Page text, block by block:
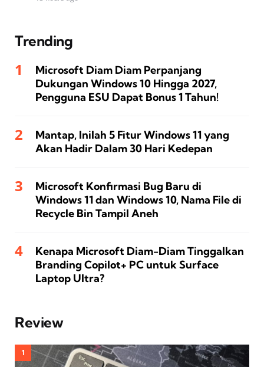
Trending
Microsoft Diam Diam Perpanjang
Dukungan Windows 10 Hingga 2027,
Pengguna ESU Dapat Bonus 1 Tahun!
Mantap, Inilah 5 Fitur Windows 11 yang
Akan Hadir Dalam 30 Hari Kedepan
Microsoft Konfirmasi Bug Baru di
Windows 11 dan Windows 10, Nama File di
Recycle Bin Tampil Aneh
Kenapa Microsoft Diam-Diam Tinggalkan
Branding Copilot+ PC untuk Surface
Laptop Ultra?
Review